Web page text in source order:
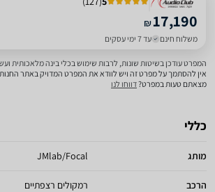
₪17,190
משלוח חינם עד 7 ימי עסקים
המפרט עודכן בשיטות שונות, לרבות שימוש בכלי בינה מלאכותית
אין להסתמך על מפרט זה ויש לוודא את המפרט המדויק באתר
מצאתם טעות במפרט?דווחו לנו
כללי
מותג JMlab/Focal
הרכב רמקולים רצפתיים